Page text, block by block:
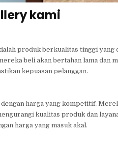
kami
produk berkualitas tinggi yang
beli akan bertahan lama dan
kepuasan pelanggan.
harga yang kompetitif.
kualitas produk dan
harga yang masuk akal.